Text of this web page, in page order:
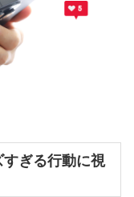
すぎる行動に視